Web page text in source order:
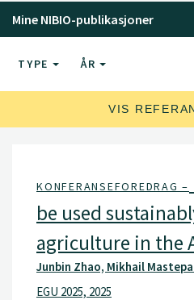
Mine NIBIO-publikasjoner
TYPE ÅR
VIS
KONFERANSEFOREDRAG –
be used
agriculture in the
Junbin Zhao, Mikhail
EGU 2025, 2025